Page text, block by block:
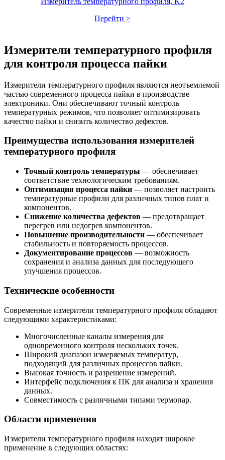
Перейти >
Измерители температурного профиля
для контроля процесса пайки
Измерители температурного профиля являются неотъемлемой
частью современного процесса пайки в производстве
электроники. Они обеспечивают точный контроль
температурных режимов, что позволяет оптимизировать
качество пайки и снизить количество дефектов.
Преимущества использования измерителей
температурного профиля
Точный контроль температуры — обеспечивает
соответствие технологическим требованиям.
Оптимизация процесса пайки — позволяет настроить
температурные профили для различных типов плат и
компонентов.
Снижение количества дефектов — предотвращает
перегрев или недогрев компонентов.
Повышение производительности — обеспечивает
стабильность и повторяемость процессов.
Документирование процессов — возможность
сохранения и анализа данных для последующего
улучшения процессов.
Технические особенности
Современные измерители температурного профиля обладают
следующими характеристиками:
Многочисленные каналы измерения для
одновременного контроля нескольких точек.
Широкий диапазон измеряемых температур,
подходящий для различных процессов пайки.
Высокая точность и разрешение измерений.
Интерфейс подключения к ПК для анализа и хранения
данных.
Совместимость с различными типами термопар.
Области применения
Измерители температурного профиля находят широкое
применение в следующих областях: